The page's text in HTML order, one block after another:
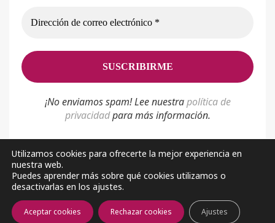
¡No enviamos spam! Lee nuestrapolítica de
privacidadpara más información.
Política de privacidad Aviso Legal Sobre nosotros
Utilizamos cookies para ofrecerte la mejor experiencia en
nuestra web.
Puedes aprender más sobre qué cookies utilizamos o
desactivarlas en los ajustes.
Aceptar cookies Rechazar cookies Ajustes